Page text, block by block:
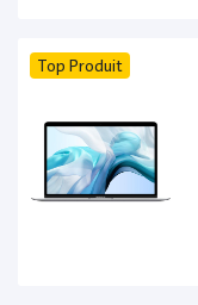
Top Produit